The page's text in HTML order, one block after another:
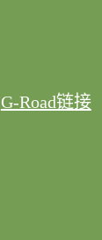
G-Road链接